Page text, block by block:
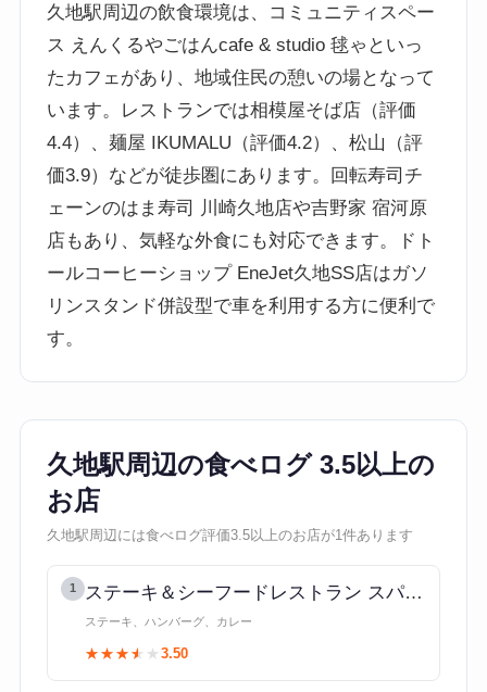
久地駅周辺の飲食環境は、コミュニティスペー
ス えんくるやごはんcafe & studio 毬ゃといっ
たカフェがあり、地域住民の憩いの場となって
います。レストランでは相模屋そば店（評価
4.4）、麺屋 IKUMALU（評価4.2）、松山（評
価3.9）などが徒歩圏にあります。回転寿司チ
ェーンのはま寿司 川崎久地店や吉野家 宿河原
店もあり、気軽な外食にも対応できます。ドト
ールコーヒーショップ EneJet久地SS店はガソ
リンスタンド併設型で車を利用する方に便利で
す。
久地駅周辺の食べログ 3.5以上の
お店
久地駅周辺には食べログ評価3.5以上のお店が1件あります
1 ステーキ＆シーフードレストラン スパイスハウス
ステーキ、ハンバーグ、カレー
★★★★★
★★★★★ 3.50